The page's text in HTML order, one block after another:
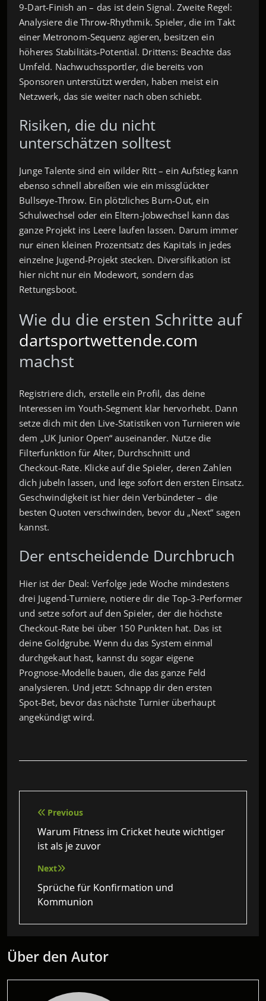
9‑Dart‑Finish an – das ist dein Signal. Zweite Regel:
Analysiere die Throw‑Rhythmik. Spieler, die im Takt
einer Metronom‑Sequenz agieren, besitzen ein
höheres Stabilitäts‑Potential. Drittens: Beachte das
Umfeld. Nachwuchssportler, die bereits von
Sponsoren unterstützt werden, haben meist ein
Netzwerk, das sie weiter nach oben schiebt.
Risiken, die du nicht
unterschätzen solltest
Junge Talente sind ein wilder Ritt – ein Aufstieg kann
ebenso schnell abreißen wie ein missglückter
Bullseye‑Throw. Ein plötzliches Burn‑Out, ein
Schulwechsel oder ein Eltern‑Jobwechsel kann das
ganze Projekt ins Leere laufen lassen. Darum immer
nur einen kleinen Prozentsatz des Kapitals in jedes
einzelne Jugend‑Projekt stecken. Diversifikation ist
hier nicht nur ein Modewort, sondern das
Rettungsboot.
Wie du die ersten Schritte auf
dartsportwettende.com
machst
Registriere dich, erstelle ein Profil, das deine
Interessen im Youth‑Segment klar hervorhebt. Dann
setze dich mit den Live‑Statistiken von Turnieren wie
dem „UK Junior Open“ auseinander. Nutze die
Filterfunktion für Alter, Durchschnitt und
Checkout‑Rate. Klicke auf die Spieler, deren Zahlen
dich jubeln lassen, und lege sofort den ersten Einsatz.
Geschwindigkeit ist hier dein Verbündeter – die
besten Quoten verschwinden, bevor du „Next“ sagen
kannst.
Der entscheidende Durchbruch
Hier ist der Deal: Verfolge jede Woche mindestens
drei Jugend‑Turniere, notiere dir die Top‑3‑Performer
und setze sofort auf den Spieler, der die höchste
Checkout‑Rate bei über 150 Punkten hat. Das ist
deine Goldgrube. Wenn du das System einmal
durchgekaut hast, kannst du sogar eigene
Prognose‑Modelle bauen, die das ganze Feld
analysieren. Und jetzt: Schnapp dir den ersten
Spot‑Bet, bevor das nächste Turnier überhaupt
angekündigt wird.
Beitragsnavigation
Previous
Warum Fitness im Cricket heute wichtiger
ist als je zuvor
Next
Sprüche für Konfirmation und
Kommunion
Über den Autor